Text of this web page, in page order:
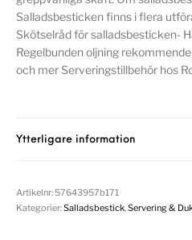
Salladsbesticken finns i flera
Skötselråd för salladsbesticken-
Regelbunden oljning
och mer Serveringstillbehör hos
Ytterligare information
Artikelnr: 57643957b171
Kategorier:Salladsbestick ,Servering &